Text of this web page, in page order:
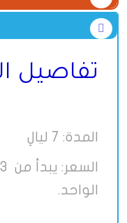
تفاصيل
المدة: 7 ليالِ
الواحد.